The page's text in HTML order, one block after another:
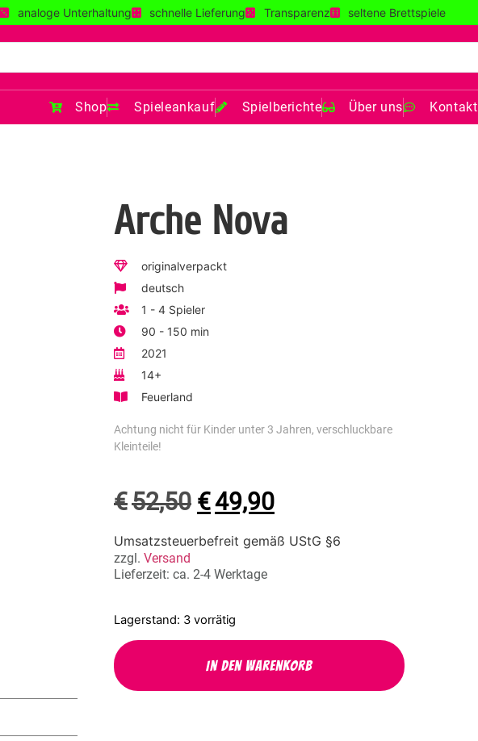
analoge Unterhaltung schnelle Lieferung Transparenz seltene Brettspiele
Shop Spieleankauf Spielberichte Über uns Kontakt
Arche Nova
originalverpackt
deutsch
1 - 4 Spieler
90 - 150 min
2021
14+
Feuerland
Achtung nicht für Kinder unter 3 Jahren, verschluckbare
Kleinteile!
€52,50 €49,90
Umsatzsteuerbefreit gemäß UStG §6
zzgl. Versand
Lieferzeit: ca. 2-4 Werktage
3 vorrätig
In den Warenkorb